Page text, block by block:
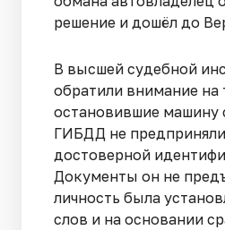
решение и дошёл до
В высшей судебной
обратили внимание на
остановившие машину
ГИБДД не
достоверной
Документы он не
личность была
слов и на основании